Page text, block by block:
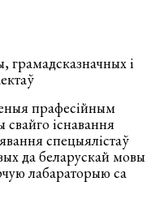
і
прафесійным
свайго існавання
спецыялістаў
да беларускай мовы
лабараторыю са